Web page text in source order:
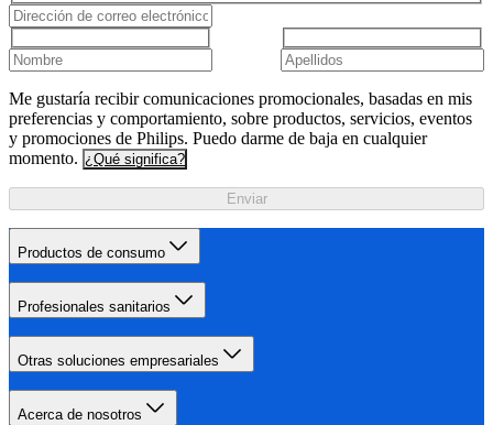
Me gustaría recibir comunicaciones promocionales, basadas en mis
preferencias y comportamiento, sobre productos, servicios, eventos
y promociones de Philips. Puedo darme de baja en cualquier
momento. ¿Qué significa?
Enviar
Productos de consumo
Profesionales sanitarios
Otras soluciones empresariales
Acerca de nosotros